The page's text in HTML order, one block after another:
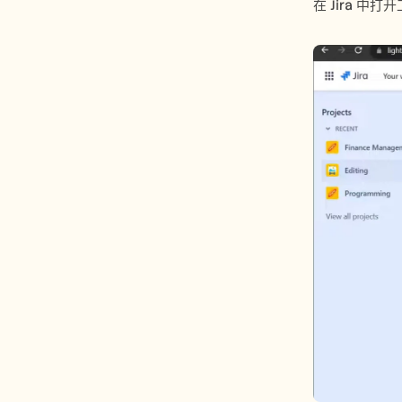
在 Jira 中打开